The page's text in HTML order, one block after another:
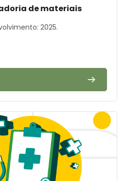
de materiais
2025.
em Direito à Saúde: